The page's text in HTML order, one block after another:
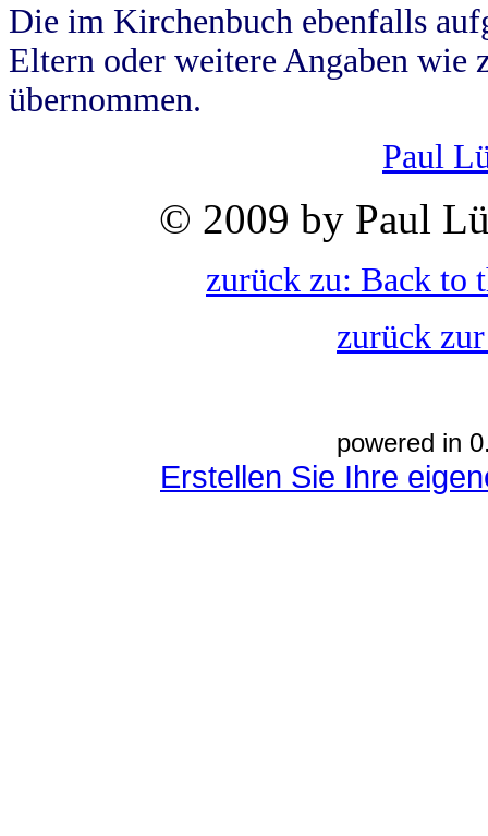
Die im Kirchenbuch ebenfalls
Eltern oder weitere Angaben wie
übernommen.
Paul
© 2009 by Paul
zurück zu: Back to
zurück
powered in
Erstellen Sie Ihre